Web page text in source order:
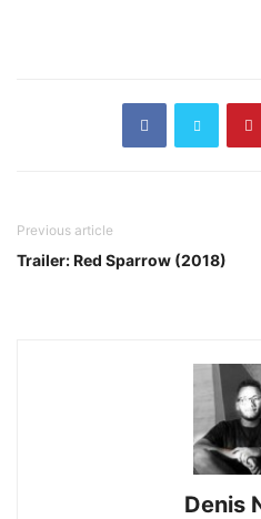
Previous article
Trailer: Red Sparrow (2018)
Denis